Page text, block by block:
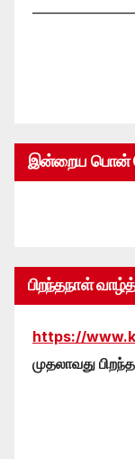
இன்றைய பொன்
பிறந்தநாள்
https://
முதலாவது